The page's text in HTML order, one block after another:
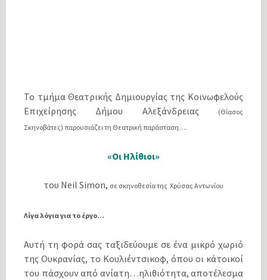
Το τμήμα Θεατρικής Δημιουργίας της Κοινωφελούς
Επιχείρησης Δήμου Αλεξάνδρειας
(Θίασος
Σκηνοβάτες) παρουσιάζει τη Θεατρική παράσταση….
«Οι Ηλίθιοι»
του Νeil Simon, σε σκηνοθεσία της Χρύσας Αντωνίου
Λίγα λόγια για το έργο…
Αυτή τη φορά σας ταξιδεύουμε σε ένα μικρό χωριό
της Ουκρανίας, το Κουλιέντσικοφ, όπου οι κάτοικοί
του πάσχουν από ανίατη…ηλιθιότητα, αποτέλεσμα